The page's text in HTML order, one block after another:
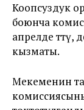
Коопсуздук
боюнча
апрелде
кызматы.
Мекеменин